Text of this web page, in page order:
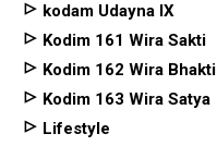
kodam Udayna IX
Kodim 161 Wira Sakti
Kodim 162 Wira Bhakti
Kodim 163 Wira Satya
Lifestyle